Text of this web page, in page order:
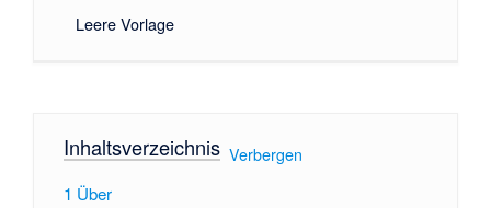
Leere Vorlage
Inhaltsverzeichnis[ Verbergen
1 Über